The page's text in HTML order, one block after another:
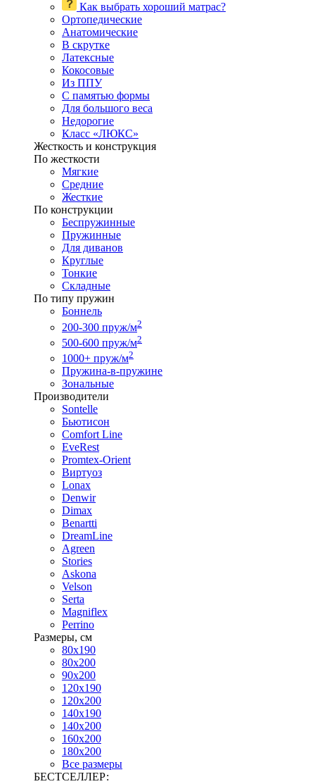
Как выбрать хороший матрас?
Ортопедические
Анатомические
В скрутке
Латексные
Кокосовые
Из ППУ
С памятью формы
Для большого веса
Недорогие
Класс «ЛЮКС»
Жесткость и конструкция
По жесткости
Мягкие
Средние
Жесткие
По конструкции
Беспружинные
Пружинные
Для диванов
Круглые
Тонкие
Складные
По типу пружин
Боннель
200-300 пруж/м2
500-600 пруж/м2
1000+ пруж/м2
Пружина-в-пружине
Зональные
Производители
Sontelle
Бьютисон
Comfort Line
EveRest
Promtex-Orient
Виртуоз
Lonax
Denwir
Dimax
Benartti
DreamLine
Agreen
Stories
Askona
Velson
Serta
Magniflex
Perrino
Размеры, см
80х190
80х200
90х200
120х190
120х200
140х190
140х200
160х200
180х200
Все размеры
БЕСТСЕЛЛЕР: